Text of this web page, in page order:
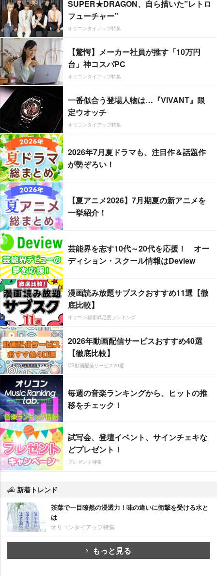
SUPER★DRAGON、自ら描いた”レトロ
フューチャー”
オリコンタイアップ特集
【驚愕】メーカー社員が推す「10万円
台」神コスパPC
オリコンタイアップ特集
一番似合う登場人物は…『VIVANT』限
定ウオッチ
オリコンタイアップ特集
2026年7月夏ドラマも、注目作＆話題作
が勢ぞろい！
【夏アニメ2026】7月期夏の新アニメを
一挙紹介！
芸能界を志す10代～20代を応援！ オー
ディション・スクール情報はDeview
漫画読み放題サブスクおすすめ11選【徹
底比較】
オリコン顧客満足度ランキング
2026年動画配信サービスおすすめ40選
【徹底比較】
CS動画配信サービス20選
毎週の音楽ランキングから、ヒットの推
移をチェック！
試写会、登壇イベント、サインチェキな
どプレゼント！
プレゼント特集
新着トレンド
茶葉で一目瞭然の浸透力！味の違いに衝撃を受ける水と
は
オリコンタイアップ特集
もっと見る